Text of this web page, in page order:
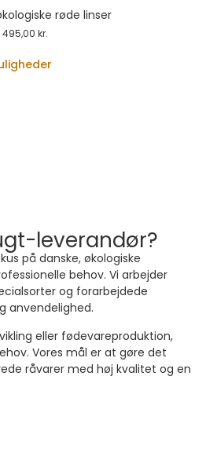
røde linser
495,00 kr.
leverandør?
på danske, økologiske
behov. Vi arbejder
og forarbejdede
anvendelighed.
eller fødevareproduktion,
Vores mål er at gøre det
råvarer med høj kvalitet og en